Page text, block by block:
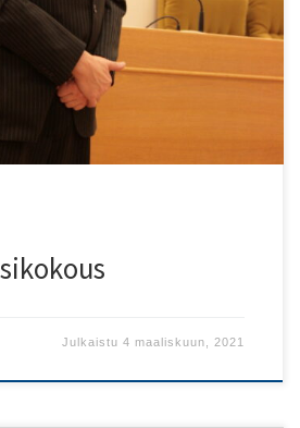
Mart Tarmak aiheella Viro ja
Julkaistu4 maaliskuun, 2021